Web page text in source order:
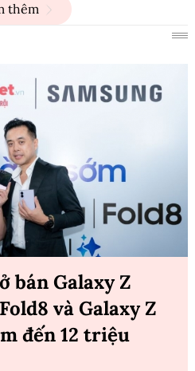
thêm
bán Galaxy Z
và Galaxy Z
đến 12 triệu